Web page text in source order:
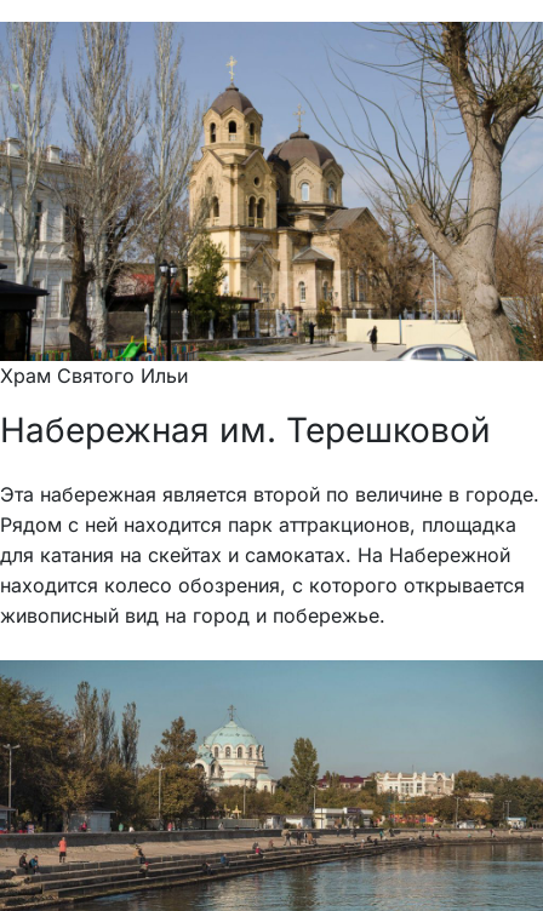
Храм Святого Ильи
Набережная им. Терешковой
Эта набережная является второй по величине в городе.
Рядом с ней находится парк аттракционов, площадка
для катания на скейтах и самокатах. На Набережной
находится колесо обозрения, с которого открывается
живописный вид на город и побережье.